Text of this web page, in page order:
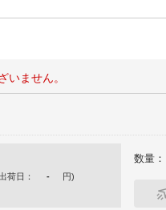
いません。
荷日： - 円)
数量：